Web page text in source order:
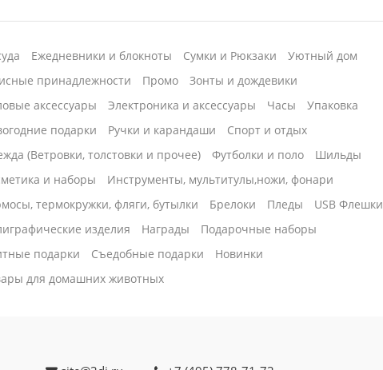
Ежедневники и блокноты Сумки и Рюкзаки
Уютный дом
принадлежности
Промо
Зонты и дождевики
аксессуары
Электроника и аксессуары Часы
Упаковка
подарки
Ручки и карандаши
Спорт и отдых
(Ветровки, толстовки и прочее)
Футболки и поло
Шильды
и наборы
Инструменты, мультитулы,ножи, фонари
термокружки, фляги, бутылки
Брелоки Пледы
USB Флешки
изделия
Награды
Подарочные наборы
подарки
Cъедобные подарки
Новинки
для домашних животных